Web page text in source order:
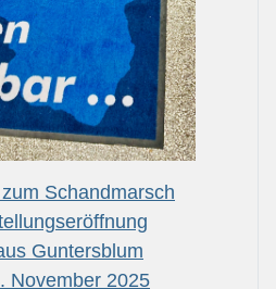
Schandmarsch
Guntersblum
November 2025